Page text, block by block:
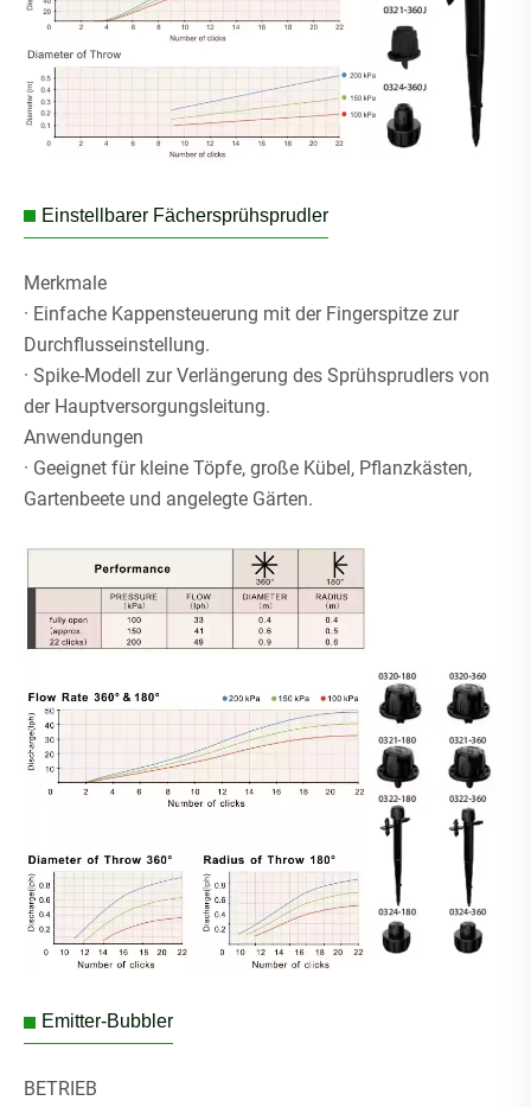
Einstellbarer Fächersprühsprudler
Merkmale
· Einfache Kappensteuerung mit der Fingerspitze zur
Durchflusseinstellung.
· Spike-Modell zur Verlängerung des Sprühsprudlers von
der Hauptversorgungsleitung.
Anwendungen
· Geeignet für kleine Töpfe, große Kübel, Pflanzkästen,
Gartenbeete und angelegte Gärten.
Emitter-Bubbler
BETRIEB